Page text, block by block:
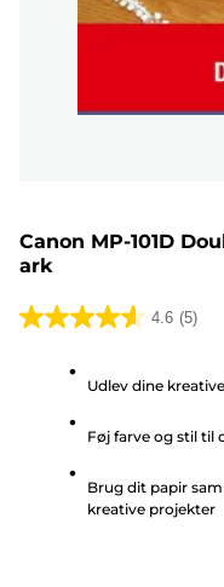
Canon MP-101D
ark
4.6 (5)
4.6
stjerner.
anmeldelser
Udlev dine
Føj farve og stil til
Brug dit papir
kreative projekter